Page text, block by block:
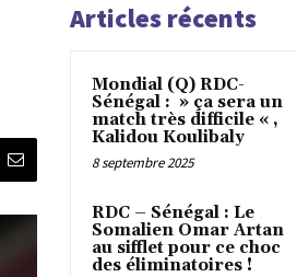
Articles récents
Mondial (Q) RDC-
Sénégal : » ça sera un
match très difficile « ,
Kalidou Koulibaly
8 septembre 2025
RDC – Sénégal : Le
Somalien Omar Artan
au sifflet pour ce choc
des éliminatoires !